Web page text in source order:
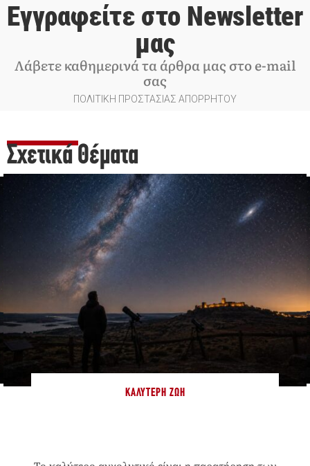
Εγγραφείτε στο Newsletter
μας
Λάβετε καθημερινά τα άρθρα μας στο e-mail
σας
ΠΟΛΙΤΙΚΗ ΠΡΟΣΤΑΣΙΑΣ ΑΠΟΡΡΗΤΟΥ
Σχετικά Θέματα
ΚΑΛΎΤΕΡΗ ΖΩΉ